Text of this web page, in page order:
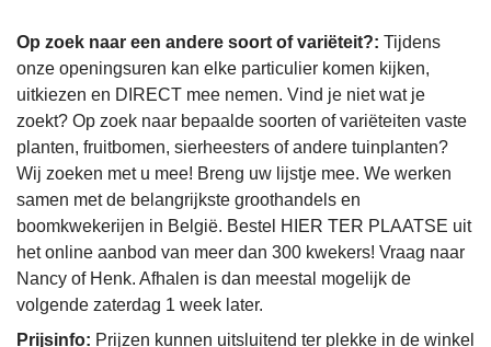
Op zoek naar een andere soort of variëteit?: Tijdens
onze openingsuren kan elke particulier komen kijken,
uitkiezen en DIRECT mee nemen. Vind je niet wat je
zoekt? Op zoek naar bepaalde soorten of variëteiten vaste
planten, fruitbomen, sierheesters of andere tuinplanten?
Wij zoeken met u mee! Breng uw lijstje mee. We werken
samen met de belangrijkste groothandels en
boomkwekerijen in België. Bestel HIER TER PLAATSE uit
het online aanbod van meer dan 300 kwekers! Vraag naar
Nancy of Henk. Afhalen is dan meestal mogelijk de
volgende zaterdag 1 week later.
Prijsinfo: Prijzen kunnen uitsluitend ter plekke in de winkel